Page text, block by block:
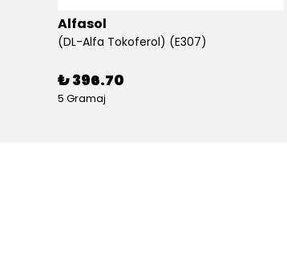
Alfasol
(DL-Alfa Tokoferol) (E307)
₺ 396.70
5 Gramaj